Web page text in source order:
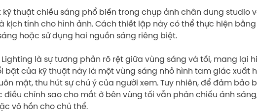
thuật chiếu sáng phổ biến trong chụp ảnh chân dung studio
kịch tính cho hình ảnh. Cách thiết lập này có thể thực hiện
hoặc sử dụng hai nguồn sáng riêng biệt.
là sự tương phản rõ rệt giữa vùng sáng và tối, mang lại
bật của kỹ thuật này là một vùng sáng nhỏ hình tam giác xuất
mặt, thu hút sự chú ý của người xem. Tuy nhiên, để đảm bảo
điều chỉnh sao cho mắt ở bên vùng tối vẫn phản chiếu ánh
vô hồn cho chủ thể.